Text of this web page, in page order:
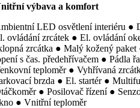
výbava a komfort
LED osvětlení interiéru ●
ovládání zrcátek ● El. ovládání
zrcátka ● Malý kožený
s čas. předehřívačem ● Pádla
teploměr ● Vyhřívaná
brzda ● El. startér ●
● Posilovač řízení ●
● Vnitřní teploměr